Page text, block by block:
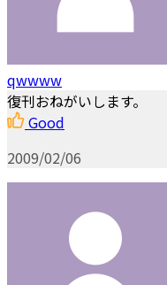
qwwww
復刊おねがいします。
Good
2009/02/06